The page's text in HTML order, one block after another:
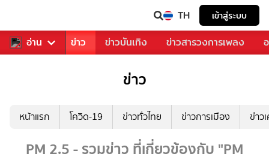
TH เข้าสู่ระบบ
อ่าน
คุณ กีฬา ข่าว ข่าวบันเทิง ข่าวสารวงการเพลง
ข่าว
หน้าแรก โควิด-19 ข่าวทั่วไทย ข่าวการเมือง ข่าว
PM 2.5 - รวมข่าว ที่เกี่ยวข้องกับ "PM